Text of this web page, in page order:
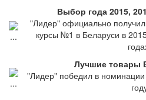
Выбор года 2015,
"Лидер" официально
курсы №1 в Беларуси в
Лучшие товары
"Лидер" победил в